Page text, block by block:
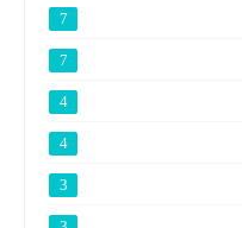
7
7
4
4
3